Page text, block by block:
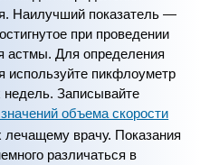
Наилучший показатель —
при проведении
астмы. Для определения
используйте пикфлоуметр
недель. Записывайте
объема скорости
лечащему врачу. Показания
различаться в